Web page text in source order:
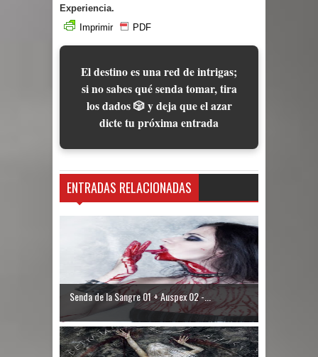
Experiencia.
Imprimir
PDF
El destino es una red de intrigas;
si no sabes qué senda tomar, tira
los dados 🎲 y deja que el azar
dicte tu próxima entrada
ENTRADAS RELACIONADAS
Senda de la Sangre 01 + Auspex 02 -...